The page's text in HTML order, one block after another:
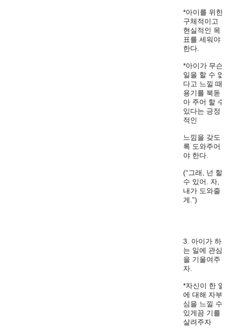
*아이를 위한
구체적이고
현실적인 목
표를 세워야
한다.
*아이가 무슨
일을 할 수 없
다고 느낄 때
용기를 북돋
아 주어 할 수
있다는 긍정
적인
느낌을 갖도
록 도와주어
야 한다.
(“그래, 넌 할
수 있어. 자,
내가 도와줄
게.”)
3. 아이가 하
는 일에 관심
을 기울여주
자.
*자신이 한 일
에 대해 자부
심을 느낄 수
있게끔 기를
살려주자